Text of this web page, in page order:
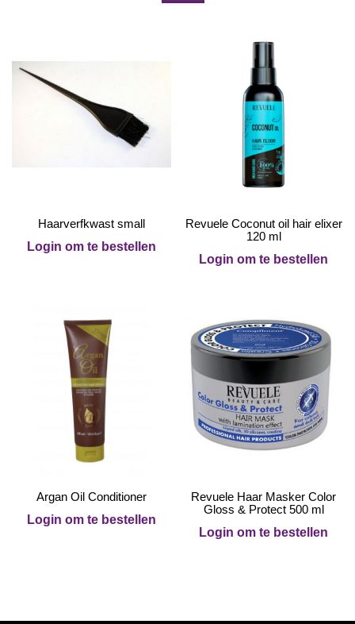
Haarverfkwast small
Login om te bestellen
Revuele Coconut oil hair elixer
120 ml
Login om te bestellen
Argan Oil Conditioner
Login om te bestellen
Revuele Haar Masker Color
Gloss & Protect 500 ml
Login om te bestellen